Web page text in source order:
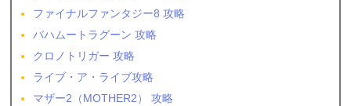
ファイナルファンタジー8 攻略
バハムートラグーン 攻略
クロノトリガー 攻略
ライブ・ア・ライブ攻略
マザー2（MOTHER2） 攻略